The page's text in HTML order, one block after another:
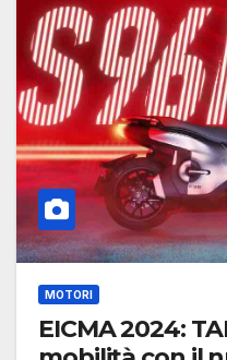
MOTORI
EICMA 2024: